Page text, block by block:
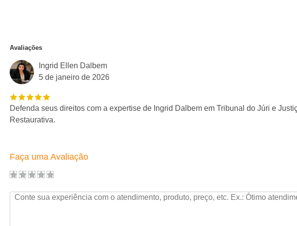
Avaliações
Ingrid Ellen Dalbem
5 de janeiro de 2026
Defenda seus direitos com a expertise de Ingrid Dalbem em Tribunal do Júri e
Restaurativa.
Faça uma Avaliação